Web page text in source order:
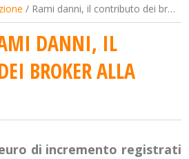
/ Rami danni, il contributo dei broker alla crescita
DANNI, IL
BROKER ALLA
di incremento registrati